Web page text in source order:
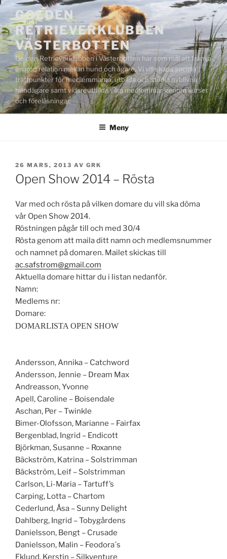
Hoppa
innehåll
GOLDEN
RETRIEVERKLUBBEN
VÄSTERBOTTEN
Golden Retrieverklubben i Västerbotten har som mål att främja
en god relation mellan hund och ägare. Vi vill skapa sociala
träffpunkter för medlemmarna, utbilda och stödja nyblivna
hundägare samt vidareutbilda våra medlemmar genom kurser
och föreläsningar.
Meny
PUBLICERAT
26 MARS, 2013 AV GRK
Open Show 2014 – Rösta
Var med och rösta på vilken domare du vill ska döma
vår Open Show 2014.
Röstningen pågår till och med 30/4
Rösta genom att maila ditt namn och medlemsnummer
och namnet på domaren. Mailet skickas till
ac.safstrom@gmail.com
Aktuella domare hittar du i listan nedanför.
Namn:
Medlems nr:
Domare:
DOMARLISTA OPEN SHOW
Andersson, Annika – Catchword
Andersson, Jennie – Dream Max
Andreasson, Yvonne
Apell, Caroline – Boisendale
Aschan, Per – Twinkle
Bimer-Olofsson, Marianne – Fairfax
Bergenblad, Ingrid – Endicott
Björkman, Susanne – Roxanne
Bäckström, Katrina – Solstrimman
Bäckström, Leif – Solstrimman
Carlson, Li-Maria – Tartuff’s
Carping, Lotta – Chartom
Cederlund, Åsa – Sunny Delight
Dahlberg, Ingrid – Tobygårdens
Danielsson, Bengt – Crusade
Danielsson, Malin – Feodora´s
Eklund, Kerstin – Silkventure